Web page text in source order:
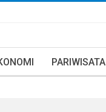
PARIWISATA